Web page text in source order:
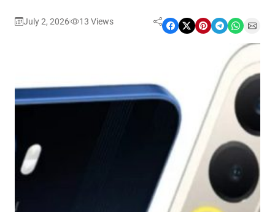
July 2, 2026 13 Views Share on Facebook Share on X Share on Pinterest Share on Telegram Share on WhatsApp Share on Email